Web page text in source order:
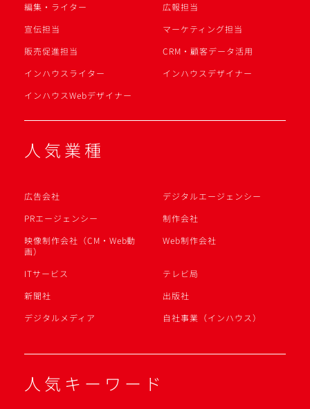
編集・ライター
広報担当
宣伝担当
マーケティング担当
販売促進担当
CRM・顧客データ活用
インハウスライター
インハウスデザイナー
インハウスWebデザイナー
人気業種
広告会社
デジタルエージェンシー
PRエージェンシー
制作会社
映像制作会社（CM・Web動
画）
Web制作会社
ITサービス
テレビ局
新聞社
出版社
デジタルメディア
自社事業（インハウス）
人気キーワード